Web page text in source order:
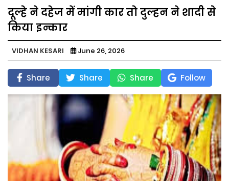
दूल्हे ने दहेज में मांगी कार तो दुल्हन ने शादी से
किया इन्कार
VIDHAN KESARI June 26, 2026
Share Share Share Follow